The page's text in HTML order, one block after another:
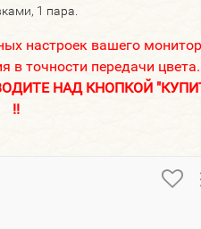
1 пара.
настроек вашего
в точности передачи цвета.
НАД КНОПКОЙ
!!